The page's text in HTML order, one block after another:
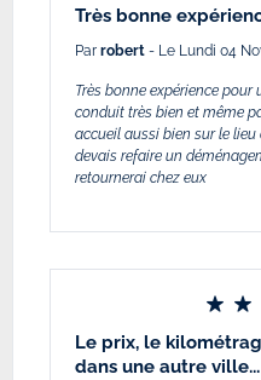
Très bonne
Par robert - Le Lundi 04
Très bonne expérience pour
conduit très bien et même
accueil aussi bien sur le lieu
devais refaire un
retournerai chez eux
Le prix, le
dans une autre